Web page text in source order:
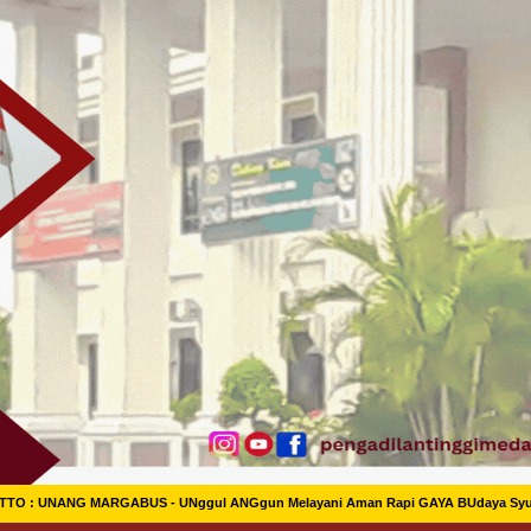
: UNANG MARGABUS - UNggul ANGgun Melayani Aman Rapi GAYA BUdaya